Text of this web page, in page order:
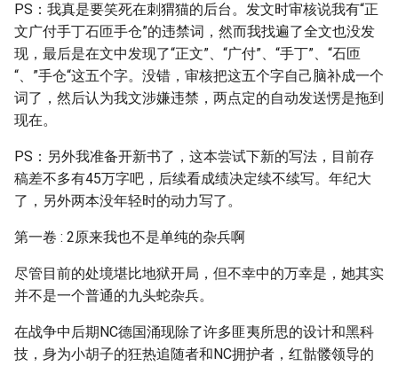
PS：我真是要笑死在刺猬猫的后台。发文时审核说我有“正
文广付手丁石匝手仓”的违禁词，然而我找遍了全文也没发
现，最后是在文中发现了“正文”、“广付”、“手丁”、“石匝
“、”手仓“这五个字。没错，审核把这五个字自己脑补成一个
词了，然后认为我文涉嫌违禁，两点定的自动发送愣是拖到
现在。
PS：另外我准备开新书了，这本尝试下新的写法，目前存
稿差不多有45万字吧，后续看成绩决定续不续写。年纪大
了，另外两本没年轻时的动力写了。
第一卷 : 2原来我也不是单纯的杂兵啊
尽管目前的处境堪比地狱开局，但不幸中的万幸是，她其实
并不是一个普通的九头蛇杂兵。
在战争中后期NC德国涌现除了许多匪夷所思的设计和黑科
技，身为小胡子的狂热追随者和NC拥护者，红骷髅领导的